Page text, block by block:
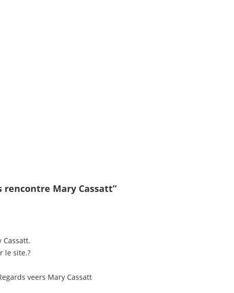
rencontre Mary Cassatt”
le site.?
veers Mary Cassatt